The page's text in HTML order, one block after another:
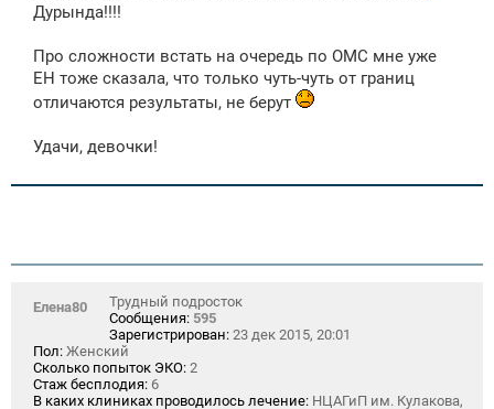
Дурында!!!!
Про сложности встать на очередь по ОМС мне уже
ЕН тоже сказала, что только чуть-чуть от границ
отличаются результаты, не берут
Удачи, девочки!
Елена80
Трудный подросток
Сообщения: 595
Зарегистрирован: 23 дек 2015, 20:01
Пол: Женский
Сколько попыток ЭКО: 2
Стаж бесплодия: 6
В каких клиниках проводилось лечение: НЦАГиП им. Кулакова,